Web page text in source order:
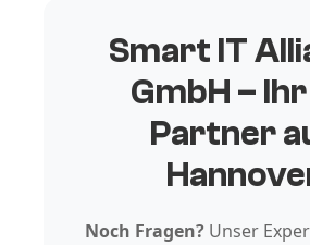
Smart IT
GmbH –
Partner
Noch Fragen?Unser